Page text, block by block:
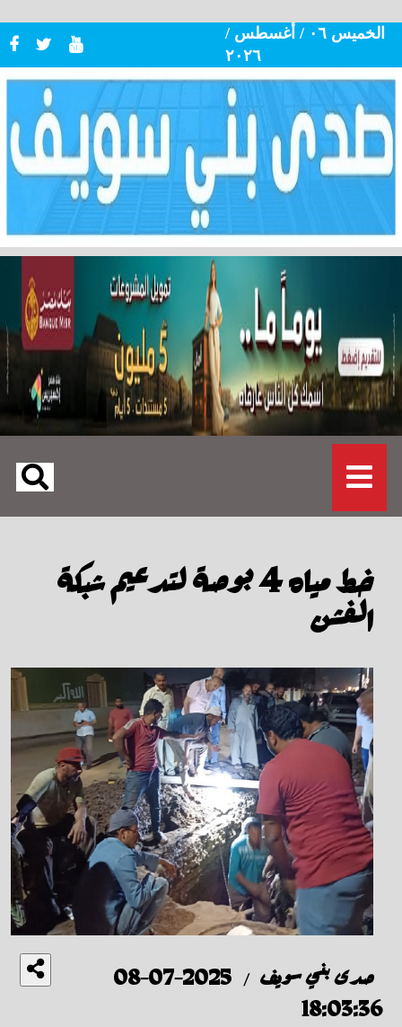
الخميس ٠٦ / أغسطس /
٢٠٢٦
خط مياه 4 بوصة لتدعيم شبكة
الفشن
صدى بني سويف /
2025-07-08
18:03:36